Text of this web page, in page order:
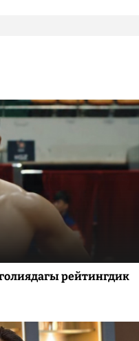
рейтингдик